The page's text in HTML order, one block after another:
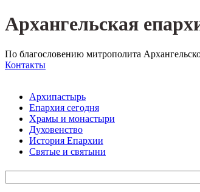
Архангельская
По благословению митрополита
Контакты
Архипастырь
Епархия сегодня
Храмы и монастыри
Духовенство
История Епархии
Святые и святыни